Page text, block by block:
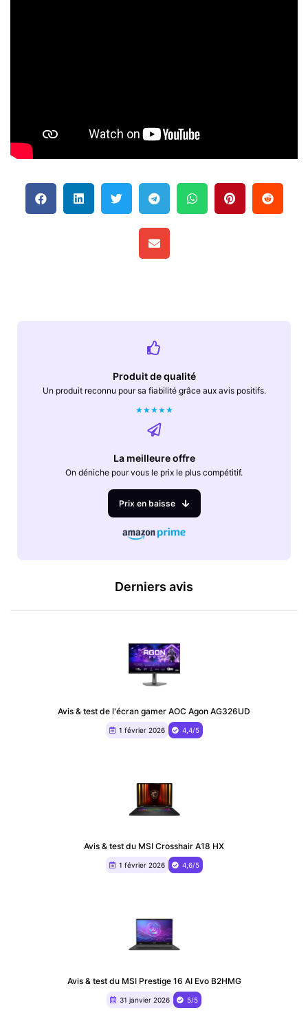
Produit de qualité
Un produit reconnu pour sa fiabilité grâce aux avis positifs.
★★★★★
La meilleure offre
On déniche pour vous le prix le plus compétitif.
Prix en baisse
Derniers avis
Avis & test de l'écran gamer AOC Agon AG326UD
1 février 2026 4,4/5
Avis & test du MSI Crosshair A18 HX
1 février 2026 4,6/5
Avis & test du MSI Prestige 16 AI Evo B2HMG
31 janvier 2026 5/5